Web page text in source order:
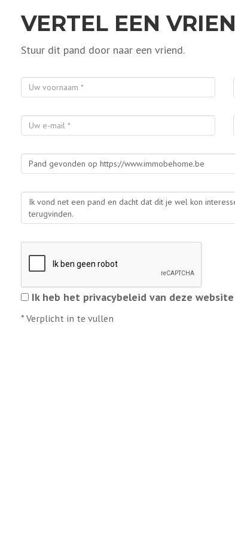
VERTEL EEN
Stuur dit pand door naar een vriend.
Ik heb het privacybeleid van deze
* Verplicht in te vullen